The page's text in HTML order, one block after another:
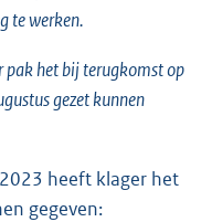
te werken.
het bij terugkomst op
gezet kunnen
heeft klager het
gegeven: